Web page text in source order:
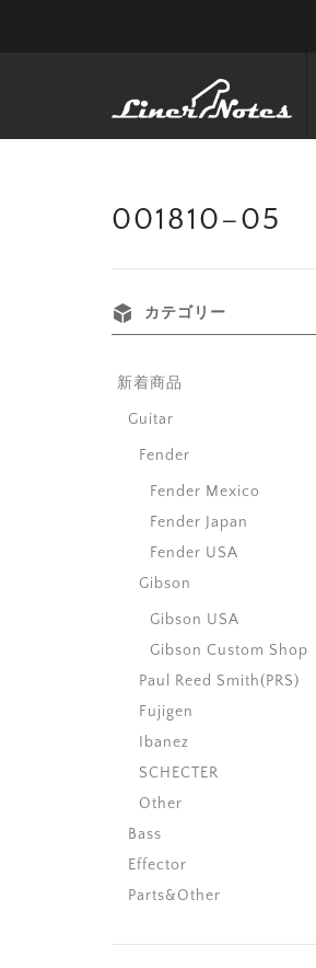
001810–05
カテゴリー
新着商品
Guitar
Fender
Fender Mexico
Fender Japan
Fender USA
Gibson
Gibson USA
Gibson Custom Shop
Paul Reed Smith(PRS)
Fujigen
Ibanez
SCHECTER
Other
Bass
Effector
Parts&Other